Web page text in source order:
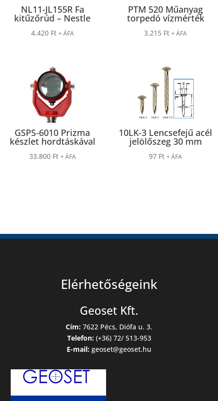
NL11-JL155R Fa
kitűzőrúd – Nestle
4.420 Ft + ÁFA
PTM 520 Műanyag
torpedó vízmérték
3.215 Ft + ÁFA
GSPS-6010 Prizma
készlet hordtáskával
33.800 Ft + ÁFA
10LK-3 Lencsefejű acél
jelölőszeg 30 mm
97 Ft + ÁFA
Elérhetőségeink
Geoset Kft.
Cím: 7622 Pécs, Diófa u. 3.
Telefon:(+36) 72/ 513-953
E-mail: geoset@geoset.hu